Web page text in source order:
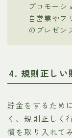
プロモーシ
自営業やフ
のプレゼン
4. 規則正しい
貯金をするため
く、規則正しく
慣を取り入れて